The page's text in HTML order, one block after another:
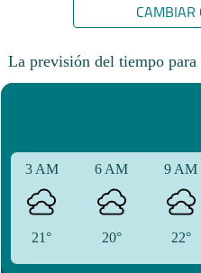
CAMBIAR
La previsión del tiempo
3 AM
21°
6 AM
20°
9 AM
22°